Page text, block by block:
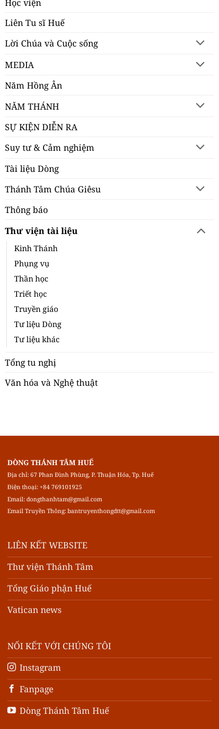
Học viện
Liên Tu sĩ Huế
Lời Chúa và Cuộc sống
MEDIA
Năm Hồng Ân
NĂM THÁNH
SỰ KIỆN DIỄN RA
Suy tư & Cảm nghiệm
Tài liệu Dòng
Thánh Tâm Chúa Giêsu
Thông báo
Thư viện tài liệu
Kinh Thánh
Phụng vụ
Thần học
Triết học
Truyền giáo
Tư liệu Dòng
Tư liệu khác
Tổng tu nghị
Văn hóa và Nghệ thuật
DÒNG THÁNH TÂM HUẾ
Địa chỉ: 67 Phan Đình Phùng, P. Thuận Hóa, Tp. Huế
Điện thoại: +84 769101925
Email:dongthanhtam@gmail.com
Email Truyền Thông:bantruyenthongdtt@gmail.com
LIÊN KẾT WEBSITE
Thư viện Thánh Tâm
Tổng Giáo phận Huế
Vatican news
NỐI KẾT VỚI CHÚNG TÔI
Instagram
Fanpage
Dòng Thánh Tâm Huế